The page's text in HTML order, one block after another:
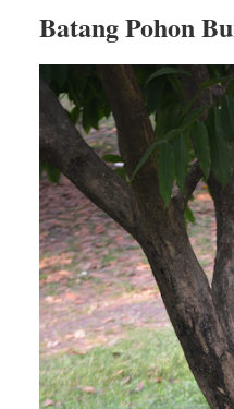
Batang Pohon